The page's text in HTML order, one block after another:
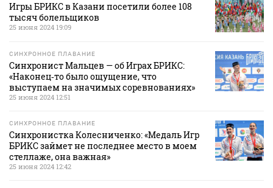
Игры БРИКС в Казани посетили более 108
тысяч болельщиков
25 июня 2024 19:09
СИНХРОННОЕ ПЛАВАНИЕ
Синхронист Мальцев — об Играх БРИКС:
«Наконец‑то было ощущение, что
выступаем на значимых соревнованиях»
25 июня 2024 12:51
СИНХРОННОЕ ПЛАВАНИЕ
Синхронистка Колесниченко: «Медаль Игр
БРИКС займет не последнее место в моем
стеллаже, она важная»
25 июня 2024 12:42